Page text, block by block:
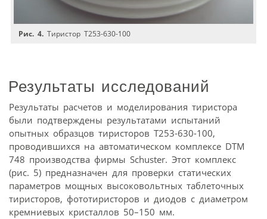
Рис. 4. Тиристор Т253-630-100
Результаты исследований
Результаты расчетов и моделирования тиристора
были подтверждены результатами испытаний
опытных образцов тиристоров Т253-630-100,
проводившихся на автоматическом комплексе DTM
748 производства фирмы Schuster. Этот комплекс
(рис. 5) предназначен для проверки статических
параметров мощных высоковольтных таблеточных
тиристоров, фототиристоров и диодов с диаметром
кремниевых кристаллов 50–150 мм.